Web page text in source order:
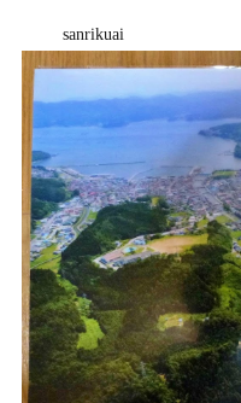
sanrikuai